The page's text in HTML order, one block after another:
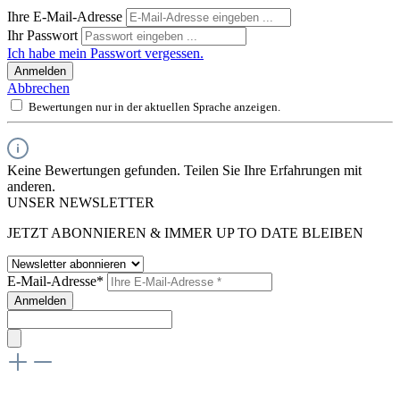
Ihre E-Mail-Adresse
Ihr Passwort
Ich habe mein Passwort vergessen.
Anmelden
Abbrechen
Bewertungen nur in der aktuellen Sprache anzeigen.
Keine Bewertungen gefunden. Teilen Sie Ihre Erfahrungen mit
anderen.
UNSER NEWSLETTER
JETZT ABONNIEREN & IMMER UP TO DATE BLEIBEN
E-Mail-Adresse*
Anmelden